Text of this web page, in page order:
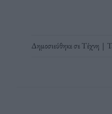
Δημοσιεύθηκε σεΤέχνη |